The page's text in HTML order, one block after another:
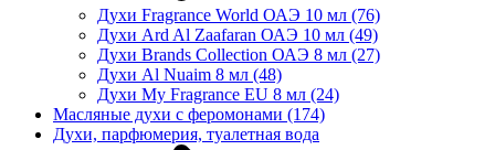
Духи Fragrance World ОАЭ 10 мл (76)
Духи Ard Al Zaafaran ОАЭ 10 мл (49)
Духи Brands Collection ОАЭ 8 мл (27)
Духи Al Nuaim 8 мл (48)
Духи My Fragrance EU 8 мл (24)
Масляные духи с феромонами (174)
Духи, парфюмерия, туалетная вода